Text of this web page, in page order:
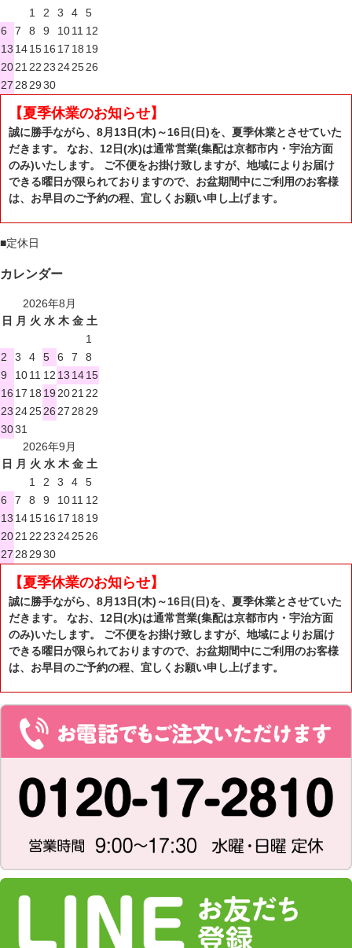
1
2 3 4
5
6
7 8 9 1011 12
13 141516 17 18 19
2021 22 23 242526
27 28 2930
【夏季休業のお知らせ】
誠に勝手ながら、8月13日(木)～16日(日)を、夏季休業とさせていた
だきます。 なお、12日(水)は通常営業(集配は京都市内・宇治方面
のみ)いたします。 ご不便をお掛け致しますが、地域によりお届け
できる曜日が限られておりますので、お盆期間中にご利用のお客様
は、お早目のご予約の程、宜しくお願い申し上げます。
■定休日
カレンダー
2026年8月
日 月 火 水 木 金 土
1
2
3 4 5 6 7
8
9
1011 12 13 1415
16 17 18 19202122
23242526272829
3031
2026年9月
日 月 火 水 木 金 土
1
2 3 4
5
6
7 8 9 1011 12
13 141516 17 18 19
20212223242526
27282930
【夏季休業のお知らせ】
誠に勝手ながら、8月13日(木)～16日(日)を、夏季休業とさせていた
だきます。 なお、12日(水)は通常営業(集配は京都市内・宇治方面
のみ)いたします。 ご不便をお掛け致しますが、地域によりお届け
できる曜日が限られておりますので、お盆期間中にご利用のお客様
は、お早目のご予約の程、宜しくお願い申し上げます。